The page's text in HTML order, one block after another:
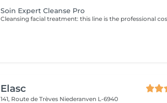
Soin Expert Cleanse Pro
Elasc
141, Route de Trèves Niederanven L-6940